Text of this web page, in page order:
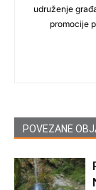
udruženje
promocije
POVEZANE